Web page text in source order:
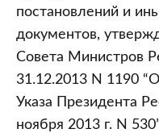
постановлений и
документов,
Совета Министров
31.12.2013 N 1190
Указа Президента
ноября 2013 г. N